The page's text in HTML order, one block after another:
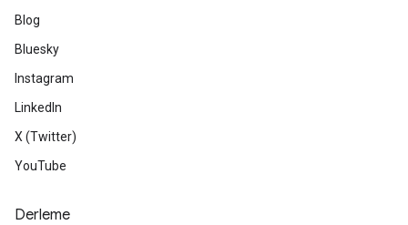
Blog
Bluesky
Instagram
LinkedIn
X (Twitter)
YouTube
Derleme